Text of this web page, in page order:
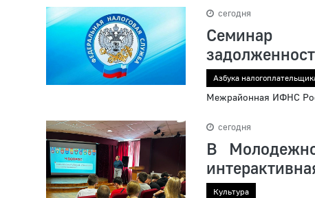
сегодня
Семинар
Азбука
Межрайонная ИФНС
сегодня
В
Культура